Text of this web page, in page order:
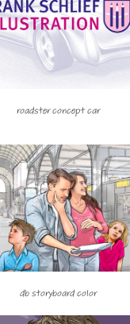
roadster concept car
db storyboard color